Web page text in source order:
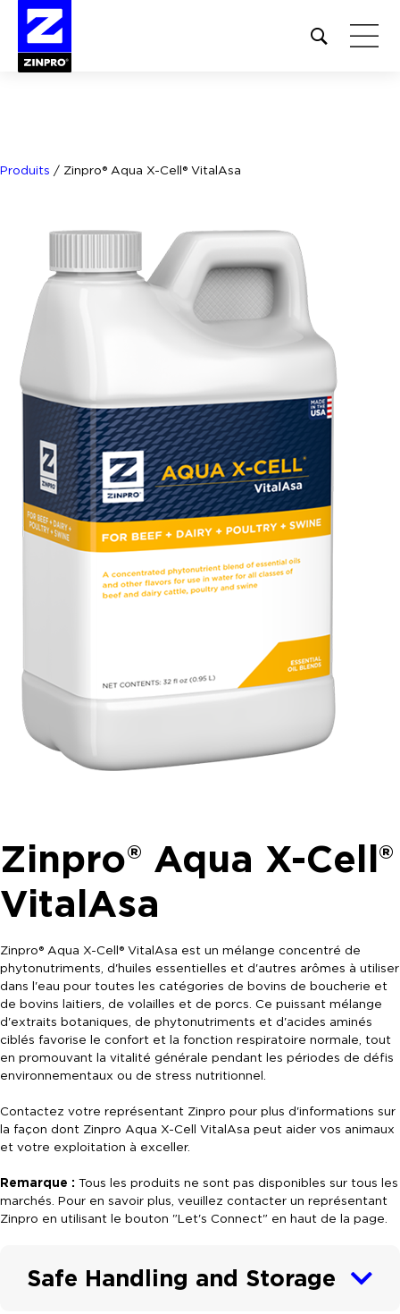
Open
site
Produits / Zinpro® Aqua X-Cell® VitalAsa
Zinpro® Aqua X-Cell®
VitalAsa
Zinpro® Aqua X-Cell® VitalAsa est un mélange concentré de
phytonutriments, d'huiles essentielles et d'autres arômes à utiliser
dans l'eau pour toutes les catégories de bovins de boucherie et
de bovins laitiers, de volailles et de porcs. Ce puissant mélange
d'extraits botaniques, de phytonutriments et d'acides aminés
ciblés favorise le confort et la fonction respiratoire normale, tout
en promouvant la vitalité générale pendant les périodes de défis
environnementaux ou de stress nutritionnel.
Contactez votre représentant Zinpro pour plus d'informations sur
la façon dont Zinpro Aqua X-Cell VitalAsa peut aider vos animaux
et votre exploitation à exceller.
Remarque : Tous les produits ne sont pas disponibles sur tous les
marchés. Pour en savoir plus, veuillez contacter un représentant
Zinpro en utilisant le bouton "Let's Connect" en haut de la page.
Safe Handling and Storage